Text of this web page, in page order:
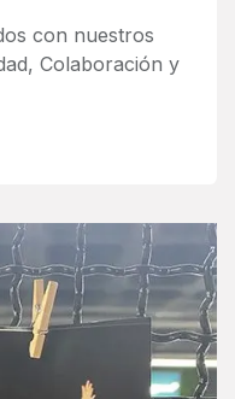
con nuestros
Colaboración y